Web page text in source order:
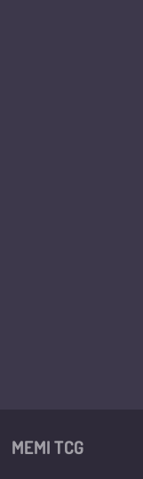
MEMI TCG